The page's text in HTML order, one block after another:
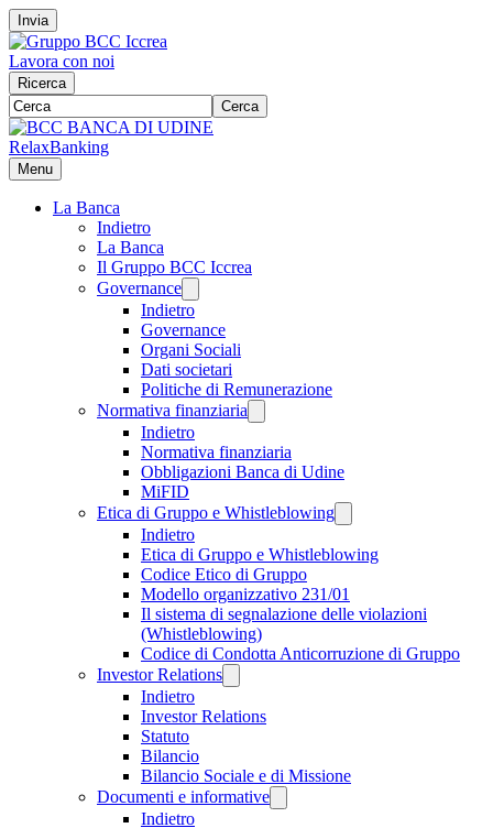
Invia
Lavora con noi
Ricerca
Cerca
RelaxBanking
Menu
La Banca
Indietro
La Banca
Il Gruppo BCC Iccrea
Governance
Indietro
Governance
Organi Sociali
Dati societari
Politiche di Remunerazione
Normativa finanziaria
Indietro
Normativa finanziaria
Obbligazioni Banca di Udine
MiFID
Etica di Gruppo e Whistleblowing
Indietro
Etica di Gruppo e Whistleblowing
Codice Etico di Gruppo
Modello organizzativo 231/01
Il sistema di segnalazione delle violazioni
(Whistleblowing)
Codice di Condotta Anticorruzione di Gruppo
Investor Relations
Indietro
Investor Relations
Statuto
Bilancio
Bilancio Sociale e di Missione
Documenti e informative
Indietro